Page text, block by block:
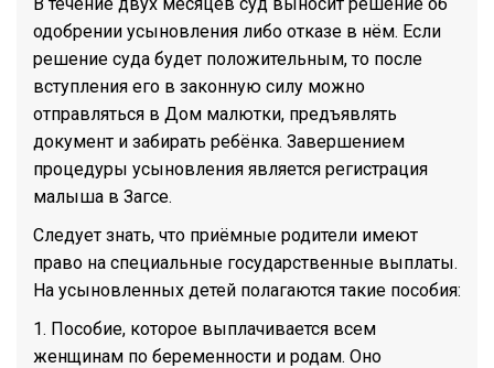
одобрении усыновления либо отказе в нём. Если
решение суда будет положительным, то после
вступления его в законную силу можно
отправляться в Дом малютки, предъявлять
документ и забирать ребёнка. Завершением
процедуры усыновления является регистрация
малыша в Загсе.
Следует знать, что приёмные родители имеют
право на специальные государственные выплаты.
На усыновленных детей полагаются такие пособия:
1. Пособие, которое выплачивается всем
женщинам по беременности и родам. Оно